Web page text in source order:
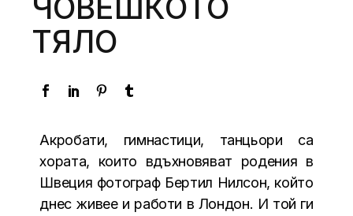
ЧОВЕШКОТО
ТЯЛО
Акробати, гимнастици, танцьори са
хората, които вдъхновяват родения в
Швеция фотограф Бертил Нилсон, който
днес живее и работи в Лондон. И той ги